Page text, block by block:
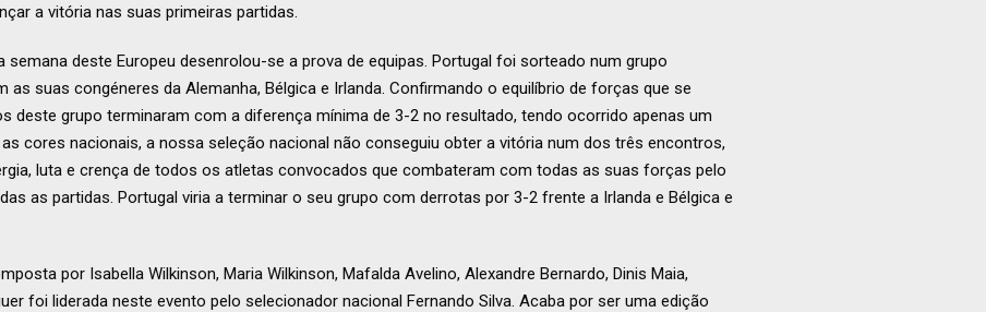
a vitória nas suas primeiras partidas.
semana deste Europeu desenrolou-se a prova de equipas. Portugal foi sorteado num grupo
as suas congéneres da Alemanha, Bélgica e Irlanda. Confirmando o equilíbrio de forças que se
deste grupo terminaram com a diferença mínima de 3-2 no resultado, tendo ocorrido apenas um
cores nacionais, a nossa seleção nacional não conseguiu obter a vitória num dos três encontros,
luta e crença de todos os atletas convocados que combateram com todas as suas forças pelo
as partidas. Portugal viria a terminar o seu grupo com derrotas por 3-2 frente a Irlanda e Bélgica e
por Isabella Wilkinson, Maria Wilkinson, Mafalda Avelino, Alexandre Bernardo, Dinis Maia,
foi liderada neste evento pelo selecionador nacional Fernando Silva. Acaba por ser uma edição